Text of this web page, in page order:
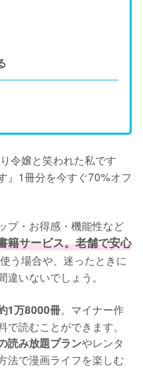
令嬢と笑われた私です
』1冊分を今すぐ70%オフ
プ・お得感・機能性など
籍サービス。老舗で安心
う場合や、迷ったときに
いないでしょう。
1万8000冊。マイナー作
読むことができます。
読み放題プランやレンタ
法で漫画ライフを楽しむ